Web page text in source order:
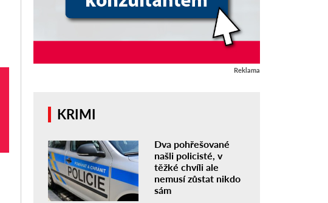
Reklama
KRIMI
Dva pohřešované
našli policisté, v
těžké chvíli ale
nemusí zůstat nikdo
sám